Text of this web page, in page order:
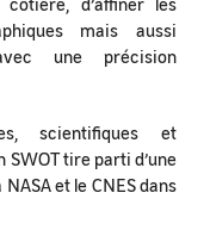
mais aussi
une précision
scientifiques et
tire parti d’une
et le CNES dans